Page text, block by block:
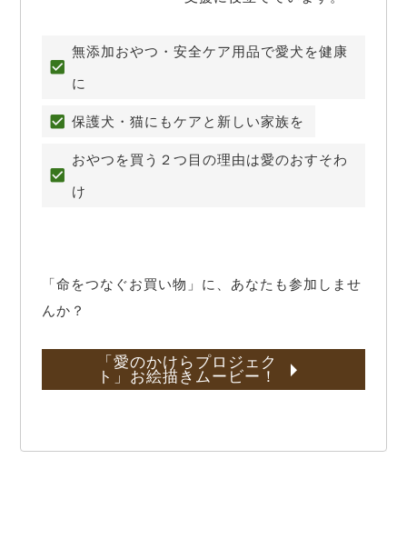
無添加おやつ・安全ケア用品で愛犬を健康
に
保護犬・猫にもケアと新しい家族を
おやつを買う２つ目の理由は愛のおすそわ
け
「命をつなぐお買い物」に、あなたも参加しませ
んか？
「愛のかけらプロジェク
ト」お絵描きムービー！